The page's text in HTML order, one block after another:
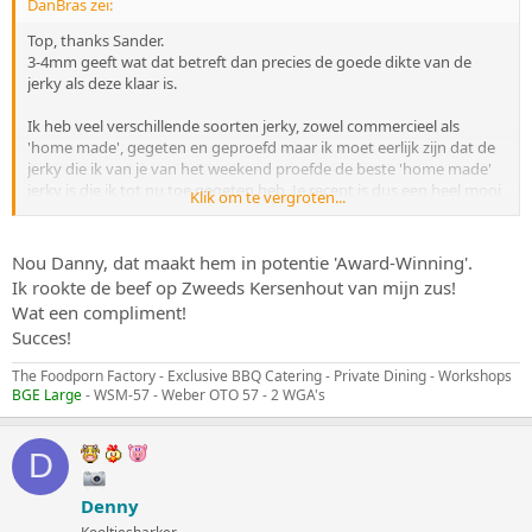
DanBras zei:
Top, thanks Sander.
3-4mm geeft wat dat betreft dan precies de goede dikte van de
jerky als deze klaar is.
Ik heb veel verschillende soorten jerky, zowel commercieel als
'home made', gegeten en geproefd maar ik moet eerlijk zijn dat de
jerky die ik van je van het weekend proefde de beste 'home made'
jerky is die ik tot nu toe gegeten heb. Je recept is dus een heel mooi
uitgangspunt om zelf weer een keer jerky te gaan maken
Klik om te vergroten...
Nou Danny, dat maakt hem in potentie 'Award-Winning'.
Ik rookte de beef op Zweeds Kersenhout van mijn zus!
Wat een compliment!
Succes!
The Foodporn Factory - Exclusive BBQ Catering - Private Dining - Workshops
BGE Large- WSM-57 - Weber OTO 57 - 2 WGA's
D
Denny